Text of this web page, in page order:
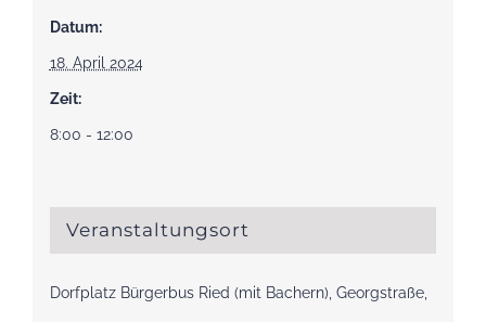
Datum:
18. April 2024
Zeit:
8:00 - 12:00
Veranstaltungsort
Dorfplatz Bürgerbus Ried (mit Bachern), Georgstraße,